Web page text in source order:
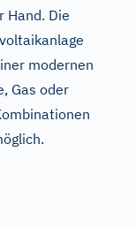
Hand. Die
modernen
Gas oder